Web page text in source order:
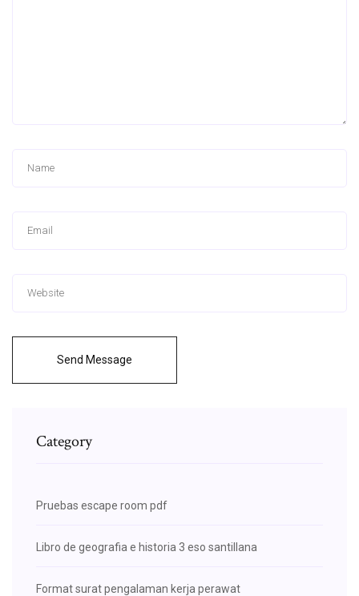
Send Message
Category
Pruebas escape room pdf
Libro de geografia e historia 3 eso santillana
Format surat pengalaman kerja perawat